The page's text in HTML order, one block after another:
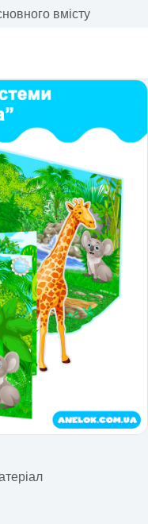
вмісту